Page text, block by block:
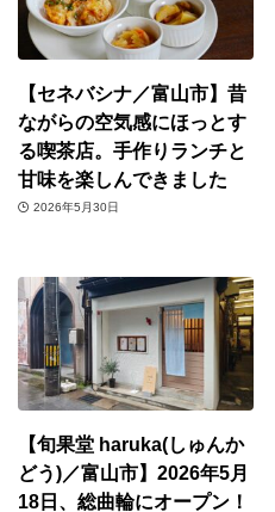
【セネバシナ／富山市】昔
ながらの空気感にほっとす
る喫茶店。手作りランチと
甘味を楽しんできました
2026年5月30日
【旬果堂 haruka(しゅんか
どう)／富山市】2026年5月
18日、総曲輪にオープン！